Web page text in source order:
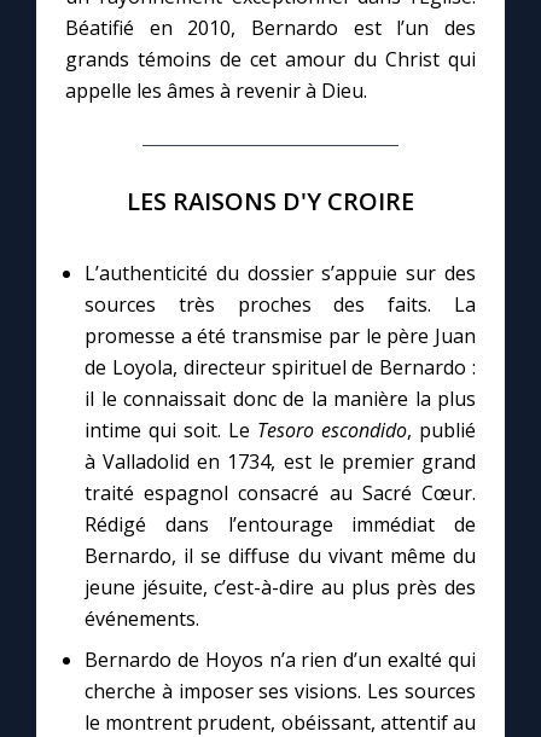
Me consacrer à Jésus par Marie
Mes intentions de prière
Une Minute avec Marie
Une neuvaine
À la une
1000 Raisons de Croire
Chapelet pour le monde
Contact
Faire un don
Marie de Nazareth
Béatifié en 2010, Bernardo est l’un des
grands témoins de cet amour du Christ qui
appelle les âmes à revenir à Dieu.
LES RAISONS D'Y CROIRE
L’authenticité du dossier s’appuie sur des
sources très proches des faits. La
promesse a été transmise par le père Juan
de Loyola, directeur spirituel de Bernardo :
il le connaissait donc de la manière la plus
intime qui soit. Le Tesoro escondido, publié
à Valladolid en 1734, est le premier grand
traité espagnol consacré au Sacré Cœur.
Rédigé dans l’entourage immédiat de
Bernardo, il se diffuse du vivant même du
jeune jésuite, c’est-à-dire au plus près des
événements.
Bernardo de Hoyos n’a rien d’un exalté qui
cherche à imposer ses visions. Les sources
le montrent prudent, obéissant, attentif au